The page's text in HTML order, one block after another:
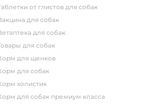
таблетки от глистов для собак
вакцина для собак
ветаптека для собак
товары для собак
корм для щенков
корм для собак
корм холистик
корм для собак премиум класса